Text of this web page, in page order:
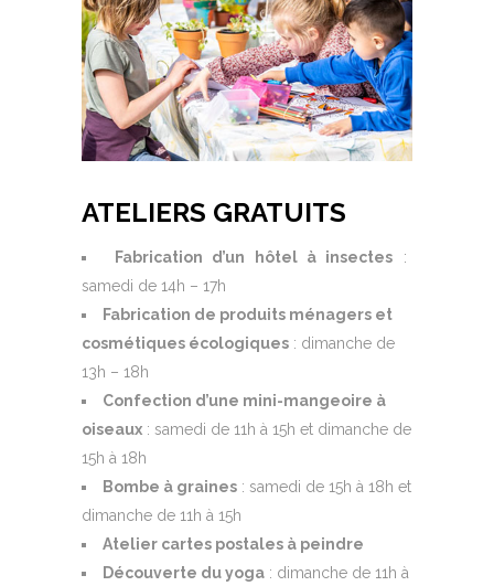
ATELIERS GRATUITS
Fabrication d’un hôtel à insectes :
samedi de 14h – 17h
Fabrication de produits ménagers et
cosmétiques écologiques : dimanche de
13h – 18h
Confection d’une mini-mangeoire à
oiseaux : samedi de 11h à 15h et dimanche de
15h à 18h
Bombe à graines : samedi de 15h à 18h et
dimanche de 11h à 15h
Atelier cartes postales à peindre
Découverte du yoga : dimanche de 11h à